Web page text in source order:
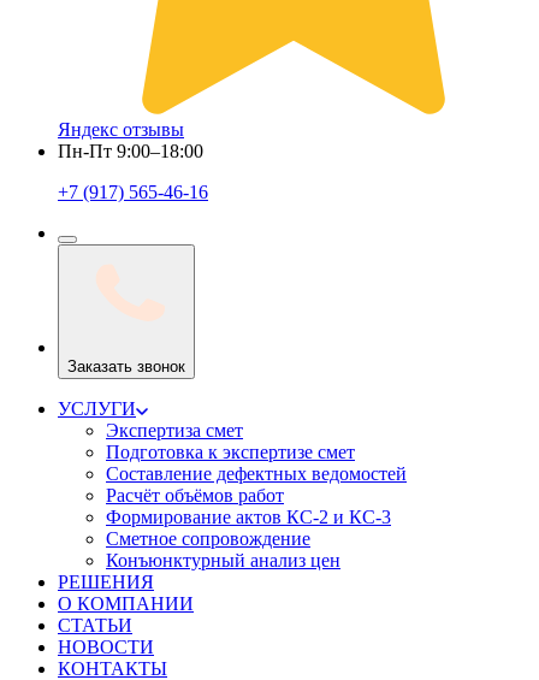
Яндекс отзывы
Пн-Пт 9:00–18:00
+7 (917) 565-46-16
Заказать звонок
УСЛУГИ
Экспертиза смет
Подготовка к экспертизе смет
Составление дефектных ведомостей
Расчёт объёмов работ
Формирование актов КС-2 и КС-3
Сметное сопровождение
Конъюнктурный анализ цен
РЕШЕНИЯ
О КОМПАНИИ
СТАТЬИ
НОВОСТИ
КОНТАКТЫ